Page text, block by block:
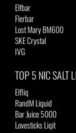
Elfbar
Flerbar
Lost Mary BM600
SKE Crystal
IVG
TOP 5 NIC SALT
Elfliq
RandM Liquid
Bar Juice 5000
Lovesticks Liqit